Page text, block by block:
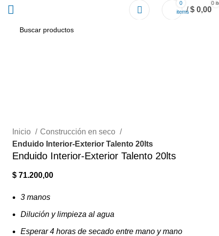
0
items
0
/ $ 0,00
Inicio
Construcción en seco
Enduido Interior-Exterior Talento 20lts
Enduido Interior-Exterior Talento 20lts
$ 71.200,00
3 manos
Dilución y limpieza al agua
Esperar 4 horas de secado entre mano y mano